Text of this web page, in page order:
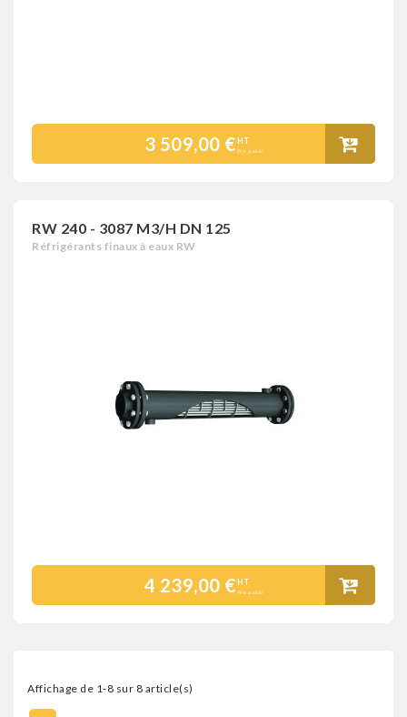
3 509,00 €HT
Prix public
RW 240 - 3087 M3/H DN 125
Réfrigérants finaux à eaux RW
4 239,00 €HT
Prix public
Affichage de 1-8 sur 8 article(s)